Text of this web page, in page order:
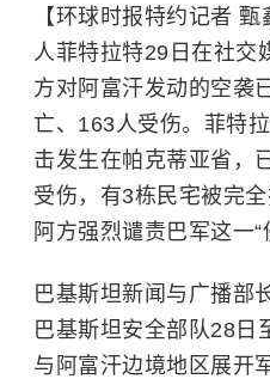
【环球时报特约记者
人菲特拉特29日在社交
方对阿富汗发动的空袭
亡、163人受伤。菲特
击发生在帕克蒂亚省，
受伤，有3栋民宅被完
阿方强烈谴责巴军这一“
巴基斯坦新闻与广播部
巴基斯坦安全部队28日
与阿富汗边境地区展开